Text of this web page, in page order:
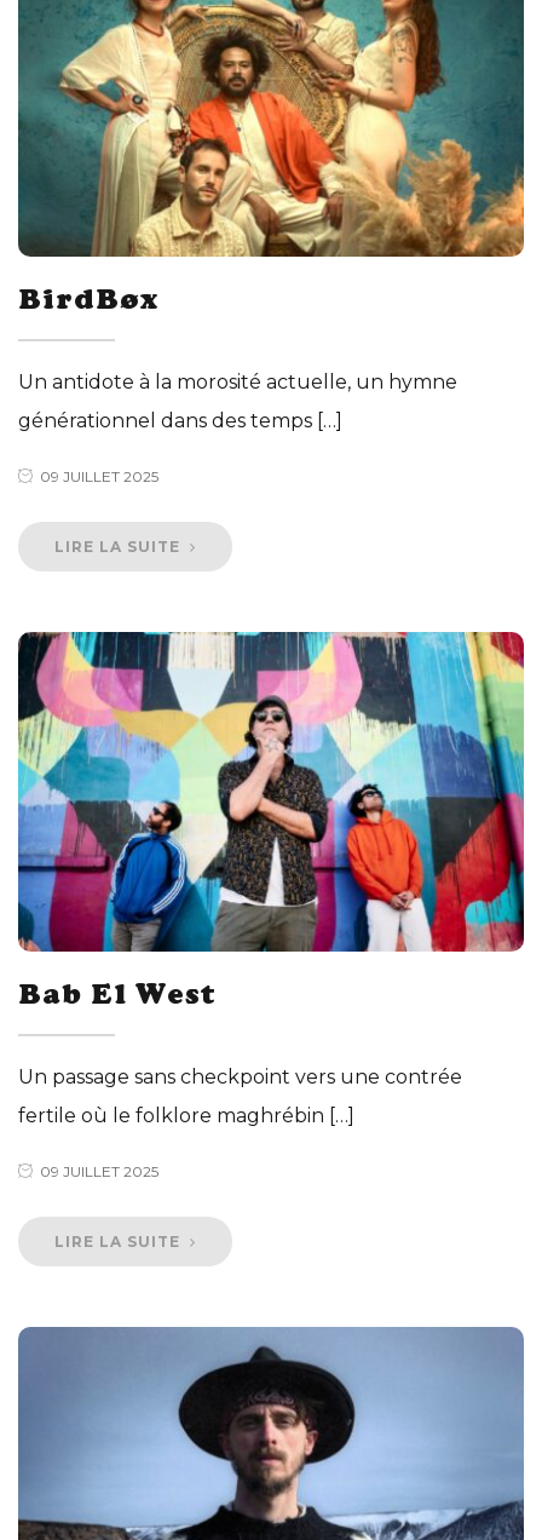
BirdBøx
Un antidote à la morosité actuelle, un hymne
générationnel dans des temps […]
09 JUILLET 2025
LIRE LA SUITE
Bab El West
Un passage sans checkpoint vers une contrée
fertile où le folklore maghrébin […]
09 JUILLET 2025
LIRE LA SUITE